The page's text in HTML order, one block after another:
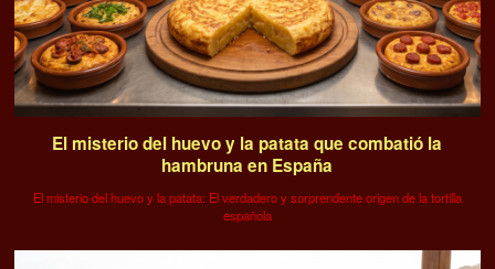
El misterio del huevo y la patata que combatió la
hambruna en España
El misterio del huevo y la patata: El verdadero y sorprendente origen de la tortilla
española